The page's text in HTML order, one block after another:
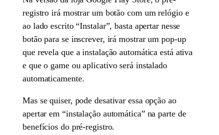
registro irá mostrar um botão com um relógio e
ao lado escrito “Instalar”, basta apertar nesse
botão para se inscrever, irá mostrar um pop-up
que revela que a instalação automática está ativa
e que o game ou aplicativo será instalado
automaticamente.
Mas se quiser, pode desativar essa opção ao
apertar em “instalação automática” na parte de
benefícios do pré-registro.